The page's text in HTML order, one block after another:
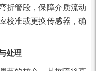
折管段，保障介质流动
校准或更换传感器，确
处理